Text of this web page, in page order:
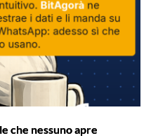
che nessuno apre